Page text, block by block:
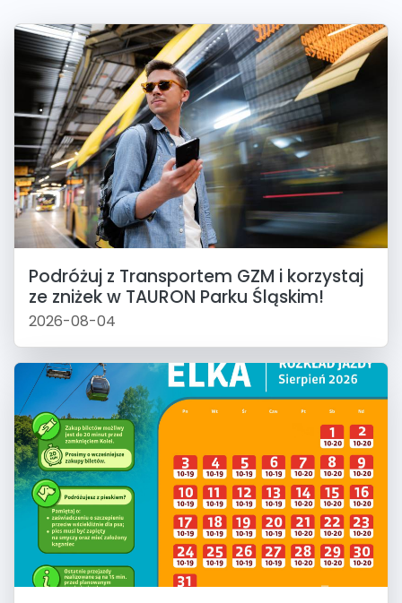
Podróżuj z Transportem GZM i korzystaj
ze zniżek w TAURON Parku Śląskim!
2026-08-04